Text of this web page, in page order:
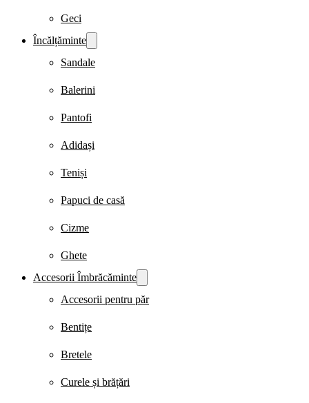
Geci
Încălțăminte
Sandale
Balerini
Pantofi
Adidași
Teniși
Papuci de casă
Cizme
Ghete
Accesorii Îmbrăcăminte
Accesorii pentru păr
Bentițe
Bretele
Curele și brățări